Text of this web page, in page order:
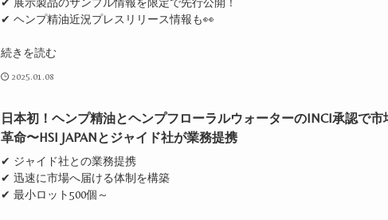
✔ 展示製品のサンプル情報を限定で先行公開！
✔ ヘンプ精油近況プレスリリース情報も👀
続きを読む
2025.01.08
日本初！ヘンプ精油とヘンプフローラルウォーターのINCI承認で市
革命〜HSI JAPANとジャイド社が業務提携
✔ ジャイド社との業務提携
✔ 迅速に市場へ届ける体制を構築
✔ 最小ロット500個～